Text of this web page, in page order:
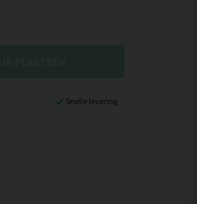
Snelle levering